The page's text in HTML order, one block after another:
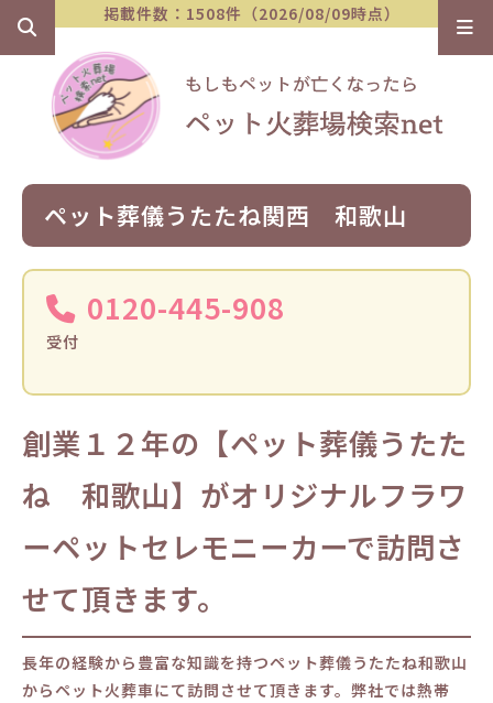
掲載件数：1508件（2026/08/09時点）
ペット葬儀うたたね関西 和歌山
0120-445-908
受付
創業１２年の【ペット葬儀うたた
ね 和歌山】がオリジナルフラワ
ーペットセレモニーカーで訪問さ
せて頂きます。
長年の経験から豊富な知識を持つペット葬儀うたたね和歌山
からペット火葬車にて訪問させて頂きます。弊社では熱帯